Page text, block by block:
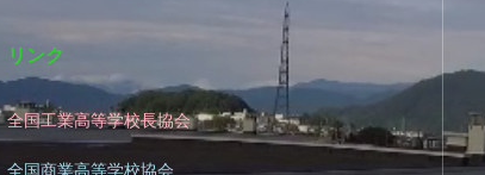
リンク
全国工業高等学校長協会
全国商業高等学校協会